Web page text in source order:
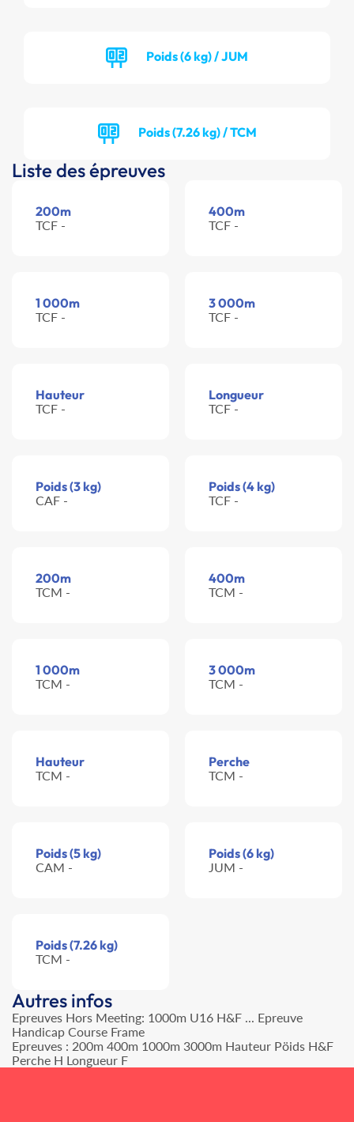
Poids (6 kg) / JUM
Poids (7.26 kg) / TCM
Liste des épreuves
200m
TCF -
400m
TCF -
1 000m
TCF -
3 000m
TCF -
Hauteur
TCF -
Longueur
TCF -
Poids (3 kg)
CAF -
Poids (4 kg)
TCF -
200m
TCM -
400m
TCM -
1 000m
TCM -
3 000m
TCM -
Hauteur
TCM -
Perche
TCM -
Poids (5 kg)
CAM -
Poids (6 kg)
JUM -
Poids (7.26 kg)
TCM -
Autres infos
Epreuves Hors Meeting: 1000m U16 H&F ... Epreuve
Handicap Course Frame
Epreuves : 200m 400m 1000m 3000m Hauteur Pöids H&F
Perche H Longueur F